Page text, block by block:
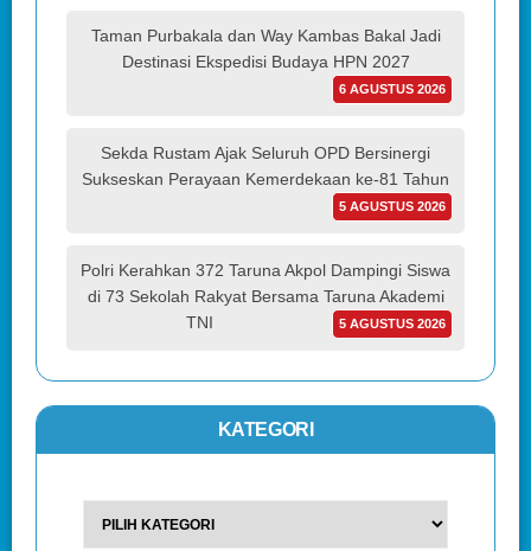
Taman Purbakala dan Way Kambas Bakal Jadi
Destinasi Ekspedisi Budaya HPN 2027
6 AGUSTUS 2026
Sekda Rustam Ajak Seluruh OPD Bersinergi
Sukseskan Perayaan Kemerdekaan ke-81 Tahun
5 AGUSTUS 2026
Polri Kerahkan 372 Taruna Akpol Dampingi Siswa
di 73 Sekolah Rakyat Bersama Taruna Akademi
TNI
5 AGUSTUS 2026
KATEGORI